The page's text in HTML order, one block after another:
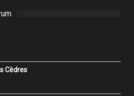
Cèdres